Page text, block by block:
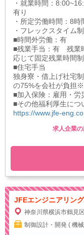
・就業時間：
有り
・所定労働時間：8
・フレックスタイ
■時間外労働：有
■残業手当：有 残業
応じて固定残業時間
■住宅手当
独身寮・借上げ社宅
の75%を会社が負担※
■加入保険：雇用・労
■その他福利厚生につ
https://www.jfe-
求人企業
JFEエンジニアリン
神奈川県横浜市鶴見区
制御設計・開発 ( 機